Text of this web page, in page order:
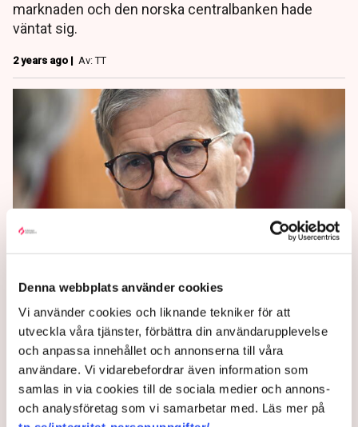
Denna webbplats använder cookies
Vi använder cookies och liknande tekniker för att
utveckla våra tjänster, förbättra din användarupplevelse
och anpassa innehållet och annonserna till våra
användare. Vi vidarebefordrar även information som
samlas in via cookies till de sociala medier och annons-
och analysföretag som vi samarbetar med. Läs mer på
marknaden och den norska centralbanken hade
väntat sig.
2 years ago | Av: TT
Svag krona bäddar för ännu
högre ränta
Alla verkar eniga. Riksbanken höjer styrräntan på
torsdag.
2 years ago | Av: TT